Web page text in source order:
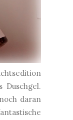
daran